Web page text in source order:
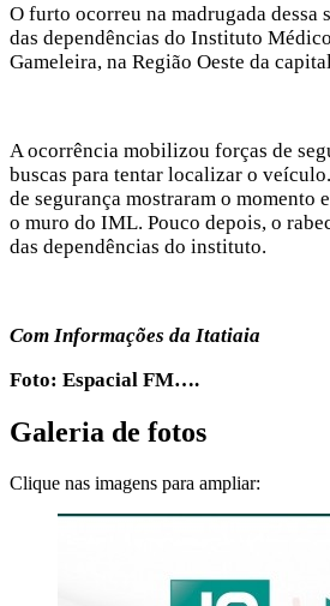
O furto ocorreu na madrugada dessa
das dependências do Instituto
Gameleira, na Região Oeste da
A ocorrência mobilizou forças de
buscas para tentar localizar o
de segurança mostraram o momento
o muro do IML. Pouco depois, o
das dependências do instituto.
Com Informações da Itatiaia
Foto: Espacial FM….
Galeria de fotos
Clique nas imagens para ampliar: